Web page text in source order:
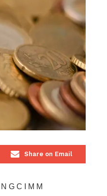
Share on Email
G C I M M